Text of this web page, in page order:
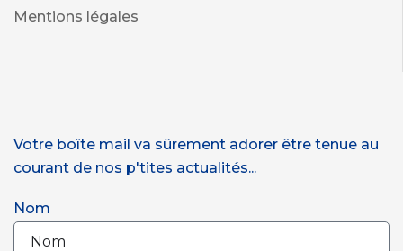
Mentions légales
Votre boîte mail va sûrement adorer être tenue au
courant de nos p'tites actualités...
Nom